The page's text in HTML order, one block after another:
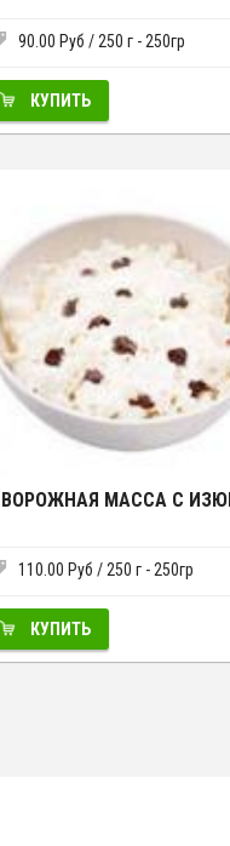
90.00 Руб / 250 г - 250гр
КУПИТЬ
МАССА С
110.00 Руб / 250 г - 250гр
КУПИТЬ